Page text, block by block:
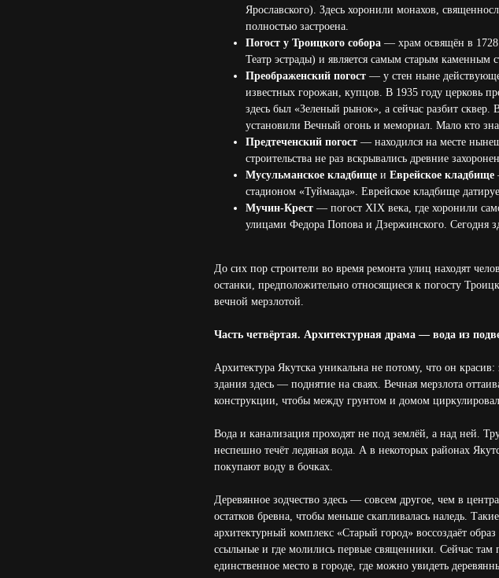
Ярославского). Здесь хоронили монахов,
полностью застроена.
Погост у Троицкого собора — храм освящён в 1728
Театр эстрады) и является самым старым
Преображенский погост — у стен ныне
известных горожан, купцов. В 1935 году церковь
здесь был «Зеленый рынок», а сейчас разбит
установили Вечный огонь и мемориал. Мало кто
Предтеченский погост — находился на месте
строительства не раз вскрывались древние
Мусульманское кладбище и Еврейское кладбище
стадионом «Туймаада». Еврейское кладбище
Мучин-Крест — погост XIX века, где хоронили
улицами Федора Попова и Дзержинского. Сегодня
До сих пор строители во время ремонта улиц находят
останки, предположительно относящиеся к погосту
вечной мерзлотой.
Часть четвёртая. Архитектурная драма — вода из
Архитектура Якутска уникальна не потому, что он
здания здесь — поднятие на сваях. Вечная мерзлота
конструкции, чтобы между грунтом и домом
Вода и канализация проходят не под землёй, а над ней.
неспешно течёт ледяная вода. А в некоторых районах
покупают воду в бочках.
Деревянное зодчество здесь — совсем другое, чем в
остатков бревна, чтобы меньше скапливалась наледь.
архитектурный комплекс «Старый город» воссоздаёт
ссыльные и где молились первые священники. Сейчас
единственное место в городе, где можно увидеть